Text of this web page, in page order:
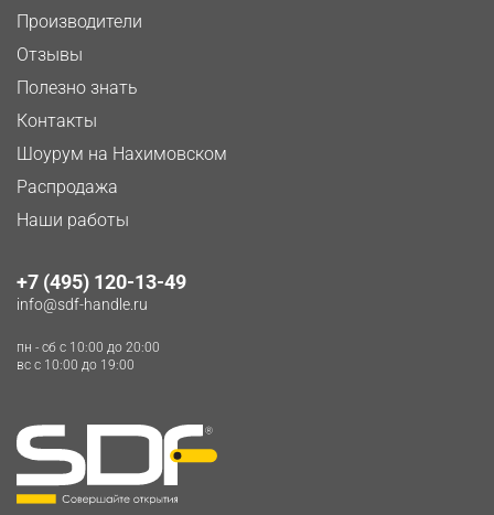
Производители
Отзывы
Полезно знать
Контакты
Шоурум на Нахимовском
Распродажа
Наши работы
+7 (495) 120-13-49
info@sdf-handle.ru
пн - сб c 10:00 до 20:00
вс c 10:00 до 19:00